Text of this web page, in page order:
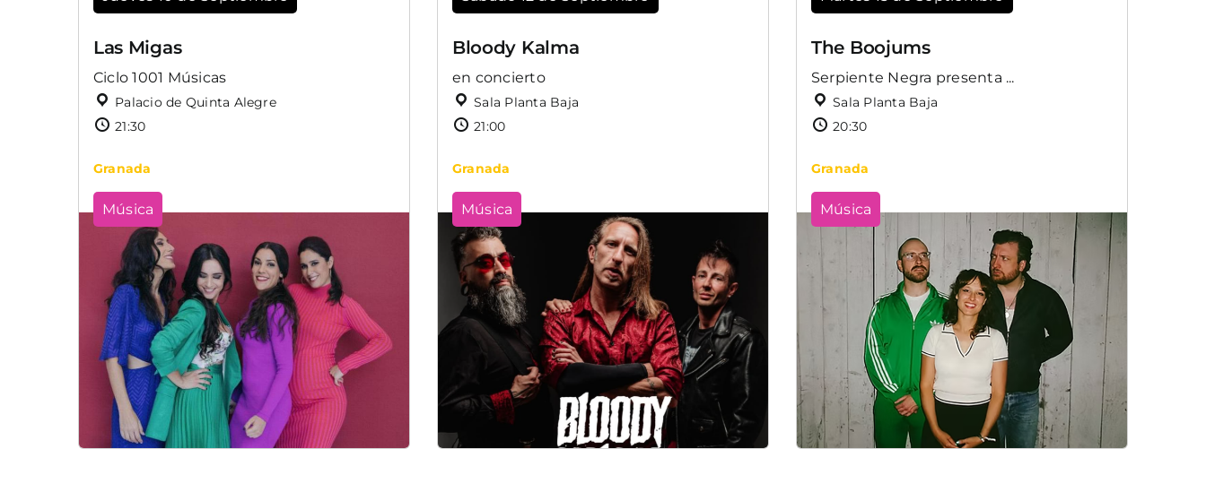
Las Migas
Ciclo 1001 Músicas
Palacio de Quinta Alegre
21:30
Granada
Música
Bloody Kalma
en concierto
Sala Planta Baja
21:00
Granada
Música
The Boojums
Serpiente Negra presenta ...
Sala Planta Baja
20:30
Granada
Música